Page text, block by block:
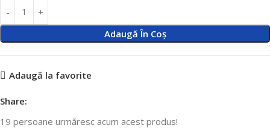
Adaugă În Coș
Adaugă la favorite
Share:
19 persoane urmăresc acum acest produs!